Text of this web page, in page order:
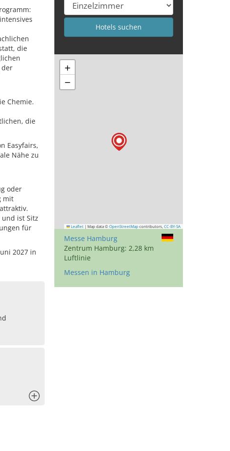
die
der
Chemie.
die
Easyfairs,
Nähe zu
oder
mit
ist Sitz
für
2027 in
+
−
Leaflet | Map data © OpenStreetMap contributors, CC-BY-SA
Messe Hamburg
Zentrum Hamburg: 2,28 km
Luftlinie
Messen in Hamburg